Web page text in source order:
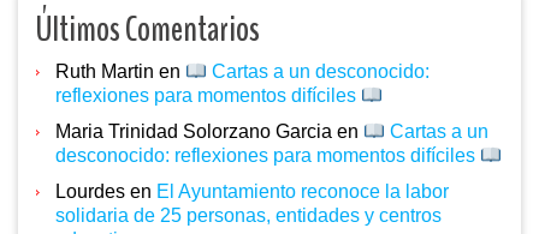
Últimos Comentarios
Ruth Martin en
Cartas a un desconocido:
reflexiones para momentos difíciles
Maria Trinidad Solorzano Garcia en
Cartas a un
desconocido: reflexiones para momentos difíciles
Lourdes en El Ayuntamiento reconoce la labor
solidaria de 25 personas, entidades y centros